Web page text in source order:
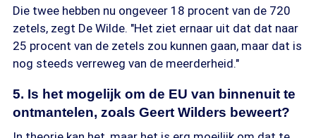
Die twee hebben nu ongeveer 18 procent van de 720
zetels, zegt De Wilde. "Het ziet ernaar uit dat dat naar
25 procent van de zetels zou kunnen gaan, maar dat is
nog steeds verreweg van de meerderheid."
5. Is het mogelijk om de EU van binnenuit te
ontmantelen, zoals Geert Wilders beweert?